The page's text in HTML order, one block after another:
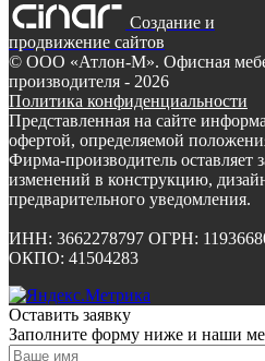
Создание и
продвижение сайтов
© ООО «Атлон-М». Офисная
производителя - 2026
Политика конфиденциальности
Представленная на сайте
офертой, определяемой
Фирма-производитель оставляет
изменений в конструкцию,
предварительного уведомления.
ИНН: 3662278797 ОГРН:
ОКПО: 41504283
Оставить заявку
Заполните форму ниже и наши